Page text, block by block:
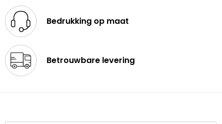
Bedrukking op maat
Betrouwbare levering